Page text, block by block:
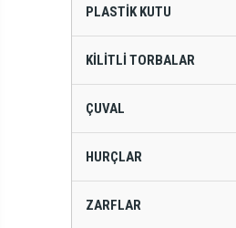
PLASTIK KUTU
KILITLI TORBALAR
ÇUVAL
HURÇLAR
ZARFLAR